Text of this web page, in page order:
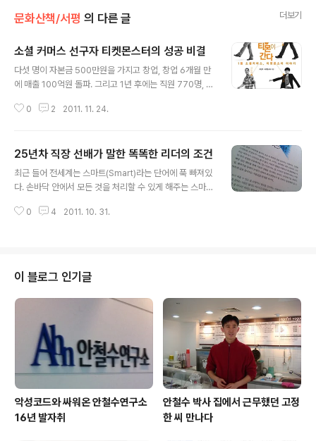
문화산책/서평 의 다른 글 더보기
소셜 커머스 선구자 티켓몬스터의 성공 비결
다섯 명이 자본금 500만원을 가지고 창업, 창업 6개월 만
에 매출 100억원 돌파. 그리고 1년 후에는 직원 770명, 회
눈이 휘둥그레질 수밖에 없을 것이다. 특히나 벤처 기업들
더라도 한 번쯤 들어보았을 이 회사는 바로 소셜 커머스 업
체인 티켓몬스터(이하 티몬)이다. 그렇다면 티몬이 이렇게
폭발적으로 성장할 수 있었던 배경은 무엇일까? 최근 출판
20%, 팀은 80% 사람들은 흔히 벤처 기업이 성공하는 데
0 2 2011. 11. 24.
25년차 직장 선배가 말한 똑똑한 리더의 조건
최근 들어 전세계는 스마트(Smart)라는 단어에 푹 빠져있
다. 손바닥 안에서 모든 것을 처리할 수 있게 해주는 스마트
정용 세제마저도 '스마트'라는 단어를 사용한다. 기존 '비
기에 충분하다. 하지만 스마트라는 단어의 '영리한' 혹은
'똑똑한'이라는 의미는 본래 사람을 수식할 때 주로 쓴다.
서구에서는 이론적으로 많이 알고 공부의 양이 많은 좌(坐)
식형 똑똑이를 속칭 '북 스마트(Book Smart)'라고 부르
는 반면에 배움이 적더라도 삶으로 부터 많은 경험을 쌓고
주변 사람들을 통해서 학..
0 4 2011. 10. 31.
이 블로그 인기글
악성코드와 싸워온 안철수연구소
16년 발자취
안철수 박사 집에서 근무했던 고정
한 씨 만나다